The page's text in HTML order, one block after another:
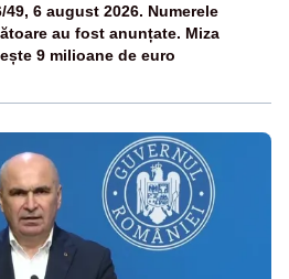
49, 6 august 2026. Numerele
au fost anunțate. Miza
9 milioane de euro